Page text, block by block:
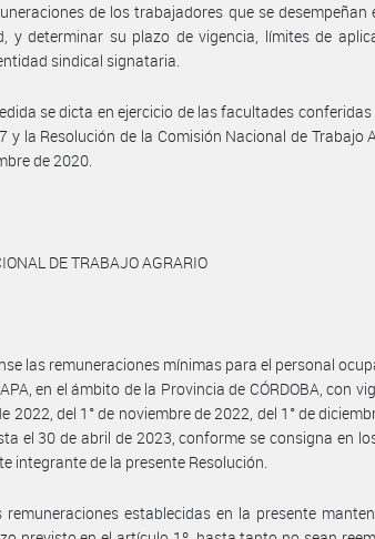
de los trabajadores que se desempeñan
y determinar su plazo de vigencia, límites de
sindical signataria.
se dicta en ejercicio de las facultades
y la Resolución de la Comisión Nacional de Trabajo
de 2020.
DE TRABAJO AGRARIO
las remuneraciones mínimas para el personal
en el ámbito de la Provincia de CÓRDOBA, con
2022, del 1° de noviembre de 2022, del 1° de
el 30 de abril de 2023, conforme se consigna en
integrante de la presente Resolución.
remuneraciones establecidas en la presente